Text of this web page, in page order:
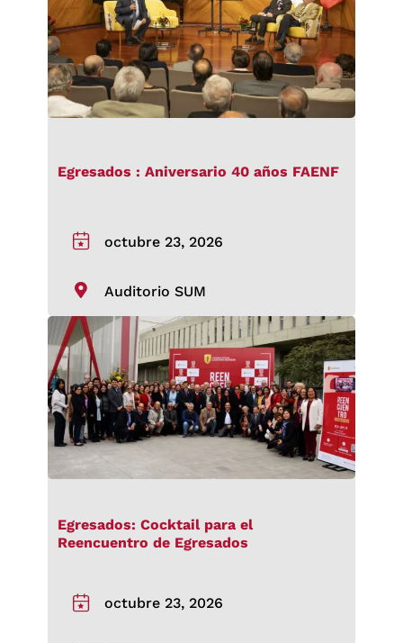
Egresados : Aniversario 40 años FAENF
octubre 23, 2026
Auditorio SUM
Egresados: Cocktail para el
Reencuentro de Egresados
octubre 23, 2026